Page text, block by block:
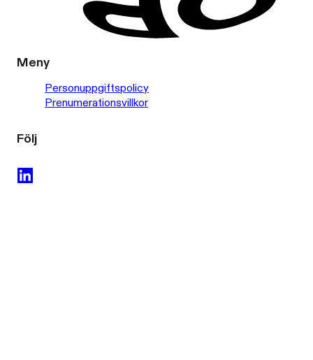
Meny
Personuppgiftspolicy
Prenumerationsvillkor
Följ